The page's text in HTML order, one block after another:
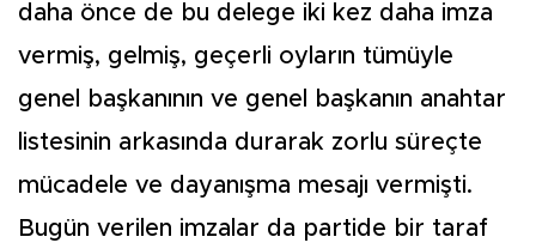
daha önce de bu delege iki kez daha imza
vermiş, gelmiş, geçerli oyların tümüyle
genel başkanının ve genel başkanın anahtar
listesinin arkasında durarak zorlu süreçte
mücadele ve dayanışma mesajı vermişti.
Bugün verilen imzalar da partide bir taraf